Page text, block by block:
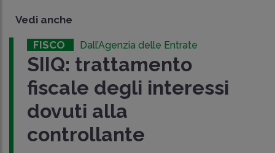
Vedi anche
FISCO Dall’Agenzia delle Entrate
SIIQ: trattamento
fiscale degli interessi
dovuti alla
controllante